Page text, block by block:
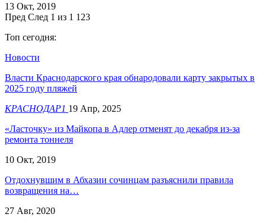
13 Окт, 2019
Пред След 1 из 1 123
Топ сегодня:
Новости
Власти Краснодарского края обнародовали карту закрытых в
2025 году пляжей
КРАСНОДАР1 19 Апр, 2025
«Ласточку» из Майкопа в Адлер отменят до декабря из-за
ремонта тоннеля
10 Окт, 2019
Отдохнувшим в Абхазии сочинцам разъяснили правила
возвращения на…
27 Авг, 2020